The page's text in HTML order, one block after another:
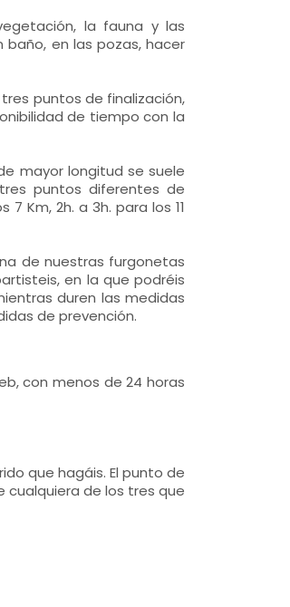
la fauna y las
en las pozas, hacer
puntos de finalización,
de tiempo con la
mayor longitud se suele
puntos diferentes de
Km, 2h. a 3h. para los 11
de nuestras furgonetas
en la que podréis
duren las medidas
de prevención.
con menos de 24 horas
que hagáis. El punto de
cualquiera de los tres que